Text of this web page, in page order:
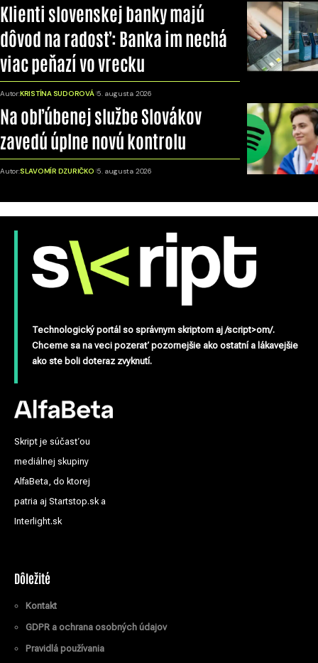
Klienti slovenskej banky majú
dôvod na radosť: Banka im nechá
viac peňazí vo vrecku
Autor:KRISTÍNA SUDOROVÁ 5. augusta 2026
Na obľúbenej službe Slovákov
zavedú úplne novú kontrolu
Autor:SLAVOMÍR DZURIČKO 5. augusta 2026
Technologický portál so správnym skriptom aj /script>om/.
Chceme sa na veci pozerať pozornejšie ako ostatní a lákavejšie
ako ste boli doteraz zvyknutí.
Skript je súčasťou
mediálnej skupiny
AlfaBeta, do ktorej
patria aj Startstop.sk a
Interlight.sk
Dôležité
Kontakt
GDPR a ochrana osobných údajov
Pravidlá používania